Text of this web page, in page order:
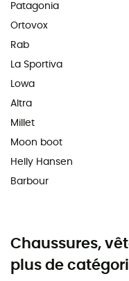
Patagonia
Ortovox
Rab
La Sportiva
Lowa
Altra
Millet
Moon boot
Helly Hansen
Barbour
Chaussures,
plus de